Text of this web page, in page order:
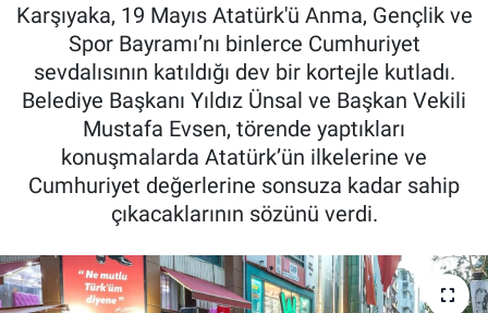
Karşıyaka, 19 Mayıs Atatürk'ü Anma, Gençlik ve
Spor Bayramı’nı binlerce Cumhuriyet
sevdalısının katıldığı dev bir kortejle kutladı.
Belediye Başkanı Yıldız Ünsal ve Başkan Vekili
Mustafa Evsen, törende yaptıkları
konuşmalarda Atatürk’ün ilkelerine ve
Cumhuriyet değerlerine sonsuza kadar sahip
çıkacaklarının sözünü verdi.
Tüm Manşetler
Son Dakika Haberleri
Haber Arşivi